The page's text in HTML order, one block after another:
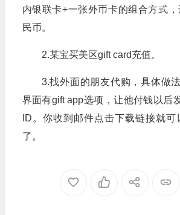
内银联卡+一张外币卡的组合方式，
民币。
2.某宝买美区gift card充值。
3.找外面的朋友代购，具体做
界面有gift app选项，让他付钱以后
ID。你收到邮件点击下载链接就
了。